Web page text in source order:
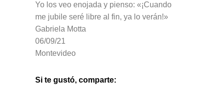
Yo los veo enojada y pienso: «¡Cuando
me jubile seré libre al fin, ya lo verán!»
Gabriela Motta
06/09/21
Montevideo
Si te gustó, comparte: